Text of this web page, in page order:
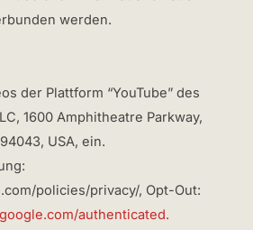
werden.
der Plattform “YouTube” des
1600 Amphitheatre Parkway,
USA, ein.
policies/privacy/, Opt-Out:
authenticated.